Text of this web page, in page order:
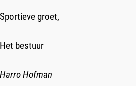
Sportieve groet,
Het bestuur
Harro Hofman